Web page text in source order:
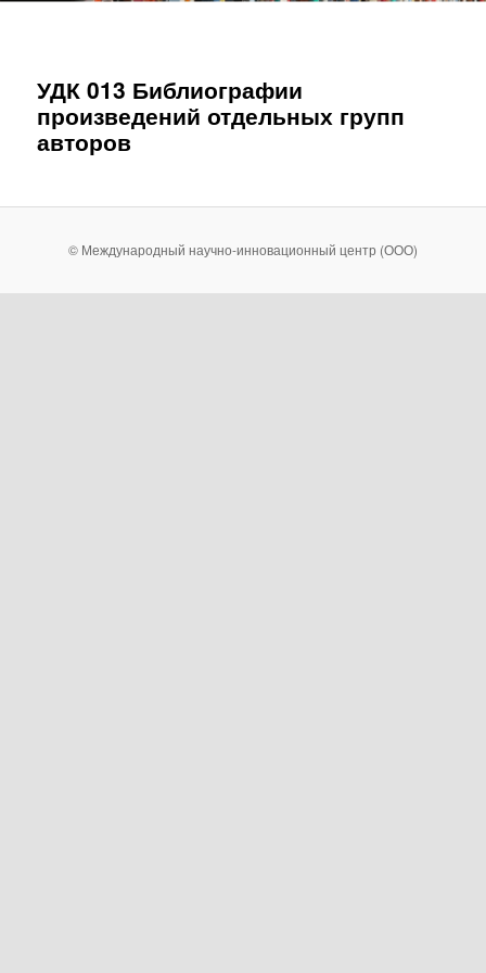
УДК 013 Библиографии
произведений отдельных групп
авторов
© Международный научно-инновационный центр (ООО)